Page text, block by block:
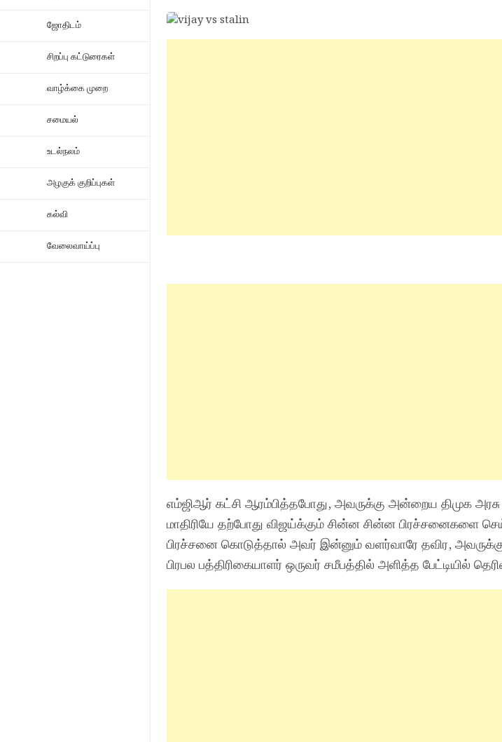
ஜோதிடம்
சிறப்பு கட்டுரைகள்
வாழ்க்கை முறை
சமையல்
உடல்நலம்
அழகுக் குறிப்புகள்
கல்வி
வேலைவாய்ப்பு
எம்ஜிஆர் கட்சி ஆரம்பித்தபோது, அவருக்கு அன்றைய திமுக
மாதிரியே தற்போது விஜய்க்கும் சின்ன சின்ன பிரச்சனைகளை
பிரச்சனை கொடுத்தால் அவர் இன்னும் வளர்வாரே தவிர,
பிரபல பத்திரிகையாளர் ஒருவர் சமீபத்தில் அளித்த பேட்டியில்